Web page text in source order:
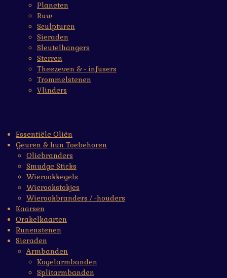
Planeten
Ruw
Sculpturen
Sieraden
Sleutelhangers
Sterren
Theezeven & - infusers
Trommelstenen
Vlinders
Essentiële Oliën
Geuren & hun Toebehoren
Oliebranders
Smudge Sticks
Wierookkegels
Wierookstokjes
Wierookbranders / -houders
Kaarsen
Orakelkaarten
Runenstenen
Sieraden
Armbanden
Kogelarmbanden
Splitarmbanden